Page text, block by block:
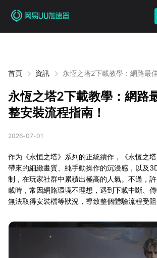
首頁 資訊
永恆之塔2下載教學：網路最
永恆之塔2下載教學：網路
整安裝流程指南！
2026-07-01
作为《永恒之塔》系列的正統續作，《永恆之
帶來的細緻畫質、純手動操作的沉浸感，以及
制，在玩家社群中累積出極高的人氣。不過，
載時，常因網路環境不理想，遇到下載中斷、
無法取得安裝檔等狀況，導致整個體驗流程受阻